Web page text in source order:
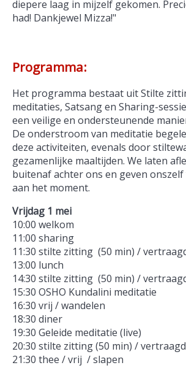
diepere laag in mijzelf gekomen.
had! Dankjewel Mizza!"
Programma:
Het programma bestaat uit Stilte
meditaties, Satsang en Sharing-
een veilige en ondersteunende
De onderstroom van meditatie
deze activiteiten, evenals door
gezamenlijke maaltijden. We laten
buitenaf achter ons en geven
aan het moment.
Vrijdag 1 mei
10:00 welkom
11:00 sharing
11:30 stilte zitting (50 min) /
13:00 lunch
14:30 stilte zitting (50 min) /
15:30 OSHO Kundalini meditatie
16:30 vrij / wandelen
18:30 diner
19:30 Geleide meditatie (live)
20:30 stilte zitting (50 min) /
21:30 thee / vrij / slapen